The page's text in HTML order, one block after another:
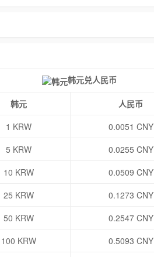
韩元兑人民币
韩元
人民币
1 KRW
0.0051 CNY
5 KRW
0.0255 CNY
10 KRW
0.0509 CNY
25 KRW
0.1273 CNY
50 KRW
0.2547 CNY
100 KRW
0.5093 CNY